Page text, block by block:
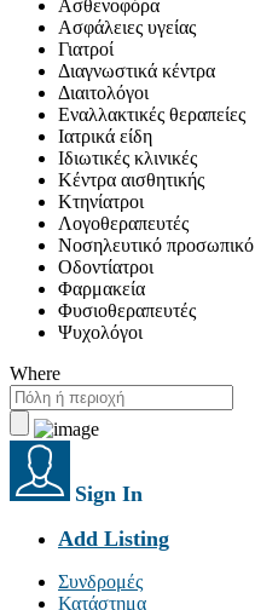
Ασθενοφόρα
Ασφάλειες υγείας
Γιατροί
Διαγνωστικά κέντρα
Διαιτολόγοι
Εναλλακτικές θεραπείες
Ιατρικά είδη
Ιδιωτικές κλινικές
Κέντρα αισθητικής
Κτηνίατροι
Λογοθεραπευτές
Νοσηλευτικό προσωπικό
Οδοντίατροι
Φαρμακεία
Φυσιοθεραπευτές
Ψυχολόγοι
Where
Sign In
Add Listing
Συνδρομές
Κατάστημα